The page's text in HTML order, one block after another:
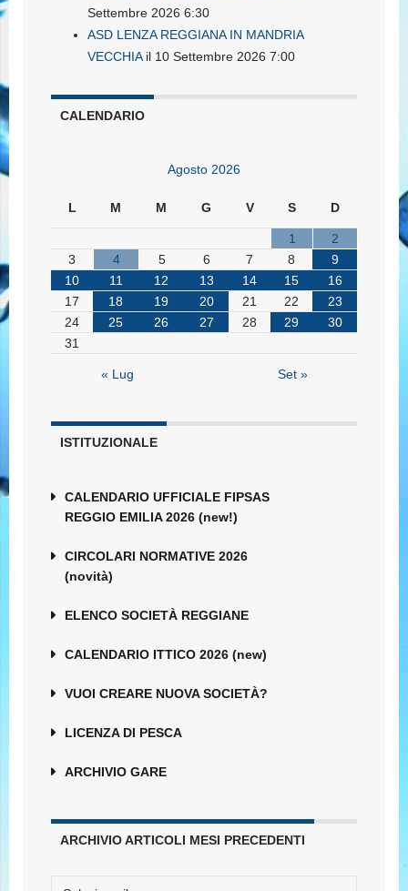
Settembre 2026 6:30
ASD LENZA REGGIANA IN MANDRIA
VECCHIAil 10 Settembre 2026 7:00
CALENDARIO
Agosto 2026
L M M G V S D
1
2
3
4 5 6 7 8
9
10
11 12 13 14 15
16
17
18 19 20 21 22
23
24
25 26 27 28 29
30
31
« Lug Set »
ISTITUZIONALE
CALENDARIO UFFICIALE FIPSAS
REGGIO EMILIA 2026 (new!)
CIRCOLARI NORMATIVE 2026
(novità)
ELENCO SOCIETÀ REGGIANE
CALENDARIO ITTICO 2026 (new)
VUOI CREARE NUOVA SOCIETÀ?
LICENZA DI PESCA
ARCHIVIO GARE
ARCHIVIO ARTICOLI MESI PRECEDENTI